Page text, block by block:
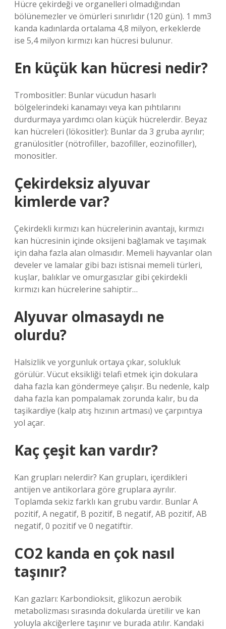
Hücre çekirdeği ve organelleri olmadığından
bölünemezler ve ömürleri sınırlıdır (120 gün). 1 mm3
kanda kadınlarda ortalama 4,8 milyon, erkeklerde
ise 5,4 milyon kırmızı kan hücresi bulunur.
En küçük kan hücresi nedir?
Trombositler: Bunlar vücudun hasarlı
bölgelerindeki kanamayı veya kan pıhtılarını
durdurmaya yardımcı olan küçük hücrelerdir. Beyaz
kan hücreleri (lökositler): Bunlar da 3 gruba ayrılır;
granülositler (nötrofiller, bazofiller, eozinofiller),
monositler.
Çekirdeksiz alyuvar
kimlerde var?
Çekirdekli kırmızı kan hücrelerinin avantajı, kırmızı
kan hücresinin içinde oksijeni bağlamak ve taşımak
için daha fazla alan olmasıdır. Memeli hayvanlar olan
develer ve lamalar gibi bazı istisnai memeli türleri,
kuşlar, balıklar ve omurgasızlar gibi çekirdekli
kırmızı kan hücrelerine sahiptir…
Alyuvar olmasaydı ne
olurdu?
Halsizlik ve yorgunluk ortaya çıkar, solukluk
görülür. Vücut eksikliği telafi etmek için dokulara
daha fazla kan göndermeye çalışır. Bu nedenle, kalp
daha fazla kan pompalamak zorunda kalır, bu da
taşikardiye (kalp atış hızının artması) ve çarpıntıya
yol açar.
Kaç çeşit kan vardır?
Kan grupları nelerdir? Kan grupları, içerdikleri
antijen ve antikorlara göre gruplara ayrılır.
Toplamda sekiz farklı kan grubu vardır. Bunlar A
pozitif, A negatif, B pozitif, B negatif, AB pozitif, AB
negatif, 0 pozitif ve 0 negatiftir.
CO2 kanda en çok nasıl
taşınır?
Kan gazları: Karbondioksit, glikozun aerobik
metabolizması sırasında dokularda üretilir ve kan
yoluyla akciğerlere taşınır ve burada atılır. Kandaki